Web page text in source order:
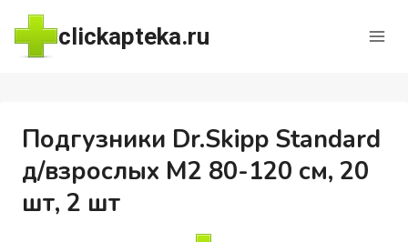
Перейти
содержимому
clickapteka.ru
Подгузники Dr.Skipp Standard
д/взрослых M2 80-120 см, 20
шт, 2 шт